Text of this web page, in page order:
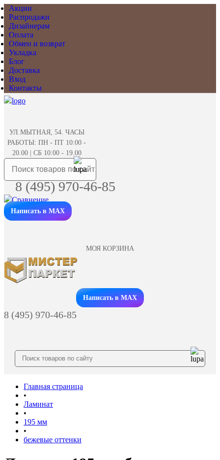
Акции
Распродажи
Дизайнерам
Оплата
Обмен и возврат
Укладка
Блог
Доставка
Вход
Контакты
УЛ.МЫТНАЯ, 54. ЧАСЫ
РАБОТЫ: ПН - ПТ 10:00 -
20.00 | СБ 10:00 - 19.00
8 (495) 970-46-85
Написать в MAX
МОЯ КОРЗИНА
Заказать звонок
Написать в MAX
8 (495) 970-46-85
Главная страница
•
Ламинат
•
195 мм
•
бежевые оттенки